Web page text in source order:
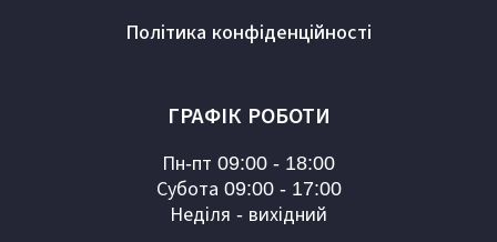
Політика конфіденційності
ГРАФІК РОБОТИ
Пн-пт 09:00 - 18:00
Субота 09:00 - 17:00
Неділя - вихідний